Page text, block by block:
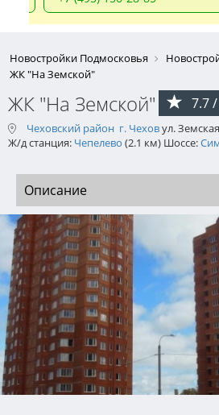
Новостройки Подмосковья
ЖК "На Земской"
ЖК "На Земской" 7.7
Чеховский район г. Чеховул.
Ж/д станция: Чепелево (2.1 км) Шоссе:
Описание